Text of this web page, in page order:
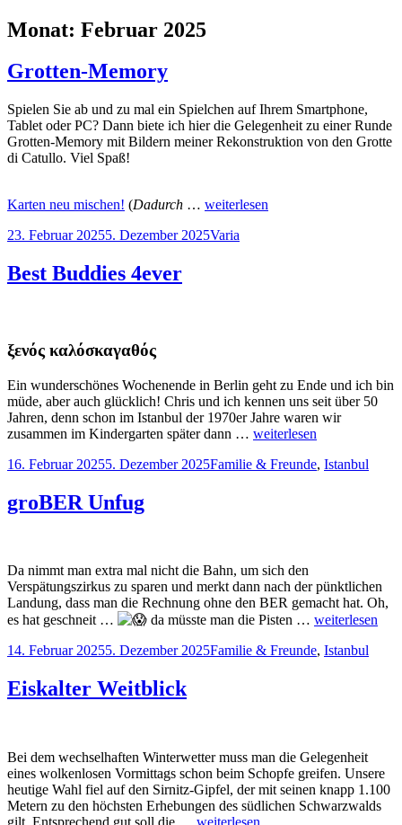
Monat: Februar 2025
Grotten-Memory
Spielen Sie ab und zu mal ein Spielchen auf Ihrem Smartphone,
Tablet oder PC? Dann biete ich hier die Gelegenheit zu einer Runde
Grotten-Memory mit Bildern meiner Rekonstruktion von den Grotte
di Catullo. Viel Spaß!
Karten neu mischen! (Dadurch … weiterlesen
Veröffentlicht
23. Februar 20255. Dezember 2025Kategorien
Varia
Best Buddies 4ever
ξενός καλόσκαγαθός
Ein wunderschönes Wochenende in Berlin geht zu Ende und ich bin
müde, aber auch glücklich! Chris und ich kennen uns seit über 50
Jahren, denn schon im Istanbul der 1970er Jahre waren wir
zusammen im Kindergarten später dann … weiterlesen
Veröffentlicht
16. Februar 20255. Dezember 2025Kategorien
Familie & Freunde, Istanbul
groBER Unfug
Da nimmt man extra mal nicht die Bahn, um sich den
Verspätungszirkus zu sparen und merkt dann nach der pünktlichen
Landung, dass man die Rechnung ohne den BER gemacht hat. Oh,
es hat geschneit …
da müsste man die Pisten … weiterlesen
Veröffentlicht
14. Februar 20255. Dezember 2025Kategorien
Familie & Freunde, Istanbul
Eiskalter Weitblick
Bei dem wechselhaften Winterwetter muss man die Gelegenheit
eines wolkenlosen Vormittags schon beim Schopfe greifen. Unsere
heutige Wahl fiel auf den Sirnitz-Gipfel, der mit seinen knapp 1.100
Metern zu den höchsten Erhebungen des südlichen Schwarzwalds